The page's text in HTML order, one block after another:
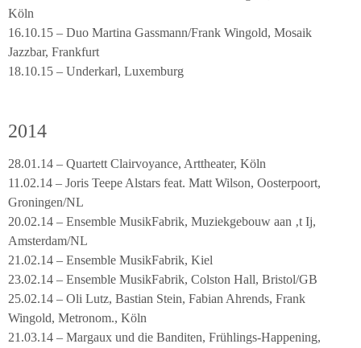
Köln
16.10.15 – Duo Martina Gassmann/Frank Wingold, Mosaik
Jazzbar, Frankfurt
18.10.15 – Underkarl, Luxemburg
2014
28.01.14 – Quartett Clairvoyance, Arttheater, Köln
11.02.14 – Joris Teepe Alstars feat. Matt Wilson, Oosterpoort,
Groningen/NL
20.02.14 – Ensemble MusikFabrik, Muziekgebouw aan ‚t Ij,
Amsterdam/NL
21.02.14 – Ensemble MusikFabrik, Kiel
23.02.14 – Ensemble MusikFabrik, Colston Hall, Bristol/GB
25.02.14 – Oli Lutz, Bastian Stein, Fabian Ahrends, Frank
Wingold, Metronom., Köln
21.03.14 – Margaux und die Banditen, Frühlings-Happening,